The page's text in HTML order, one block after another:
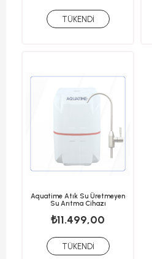
TÜKENDI
Aquatime Atık Su Üretmeyen
Su Arıtma Cihazı
₺11.499,00
TÜKENDI